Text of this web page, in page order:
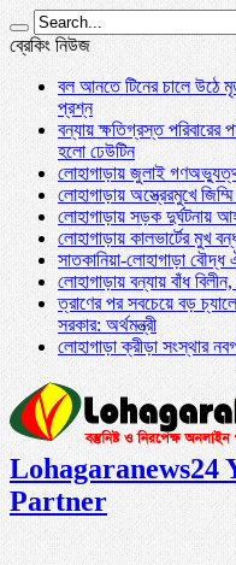
ব্রেকিং নিউজ
বল আনতে টিনের চালে উঠে
প্রশ্ন
বন্যায় ক্ষতিগ্রস্ত পরিবারের
হলো ঢেউটিন
লোহাগাড়ায় জুলাই
লোহাগাড়ায় অস্ত্রেরমুখে
লোহাগাড়ায় সড়ক দুর্ঘটনায়
লোহাগাড়ায় কালভার্টের মুখ
সাতকানিয়া-লোহাগাড়া বৌদ্ধ
লোহাগাড়ায় বন্যায় বাঁধ
ত্রাণের পর সবচেয়ে বড়
সরকার: অর্থমন্ত্রী
লোহাগাড়া ক্রীড়া সংস্থার
Lohagaranews24
Partner